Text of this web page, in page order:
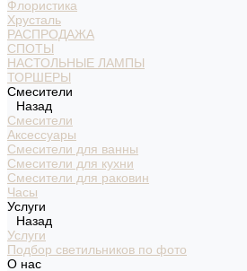
Флористика
Хрусталь
РАСПРОДАЖА
СПОТЫ
НАСТОЛЬНЫЕ ЛАМПЫ
ТОРШЕРЫ
Смесители
Назад
Смесители
Аксессуары
Смесители для ванны
Смесители для кухни
Смесители для раковин
Часы
Услуги
Назад
Услуги
Подбор светильников по фото
О нас